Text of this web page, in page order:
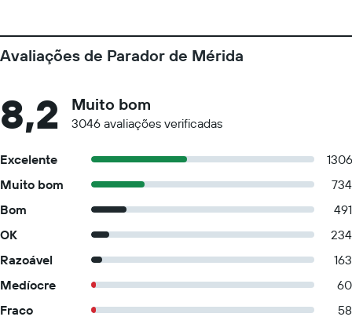
Avaliações de Parador de Mérida
8,2 Muito bom
3046 avaliações verificadas
Excelente
1306
Muito bom
734
Bom
491
OK
234
Razoável
163
Medíocre
60
Fraco
58